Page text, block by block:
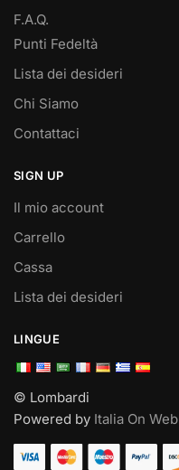
F.A.Q.
Punti Fedeltà
Lista dei desideri
Chi Siamo
Contattaci
SIGN UP
Il mio account
Carrello
Cassa
Lista dei desideri
LINGUE
© Lombardi
Powered by Italia On Web